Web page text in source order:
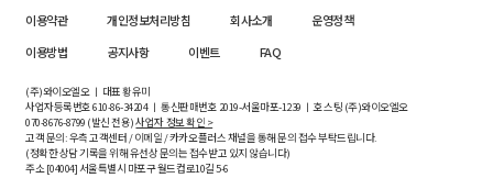
이용약관 개인정보처리방침 회사소개
운영정책
이용방법
공지사항 이벤트 FAQ
(주)와이오엘오 ㅣ 대표 황유미
사업자등록번호610-86-34204ㅣ 통신판매번호 2019-서울마포-1239 ㅣ 호스팅 (주)와이오엘오
070-8676-8799 (발신 전용)사업자 정보 확인 >
고객 문의: 우측 고객센터 / 이메일 / 카카오플러스 채널을 통해 문의 접수 부탁드립니다.
(정확한 상담 기록을 위해 유선상 문의는 접수받고 있지 않습니다)
주소 [04004] 서울특별시 마포구 월드컵로10길5-6